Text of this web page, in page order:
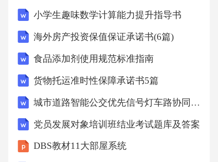
对外发布信息，包括原因、影响范围、应对措
施等，维护企业形象和公众信任。4.2技术支持
人员职责技术支持人员在数据泄露预警与紧急
响应中负责以下工作：监控预警：实时监控数
据安全状况，及时发觉潜在的数据泄露风险。
应急响应：在发生时，迅速定位原因，采取技
术手段进行修复和恢复。数据分析：对原因进
行分析，评估影响，为后续改进提供数据支
小学生趣味数学计算能力提升指导书
海外房产投资保值保证承诺书(6篇)
食品添加剂使用规范标准指南
货物托运准时性保障承诺书5篇
城市道路智能公交优先信号灯车路协同改造可行性分析
党员发展对象培训班结业考试题库及答案
DBS教材11大部屋系统